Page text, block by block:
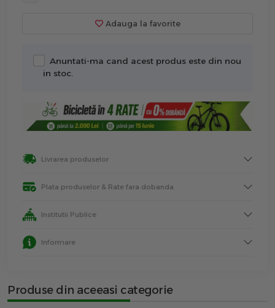
Adauga la favorite
Anuntati-ma cand acest produs este din nou
in stoc.
Livrarea produselor
Plata produselor & Rate fara dobanda
Institutii Publice
Informare
Produse din aceeasi categorie